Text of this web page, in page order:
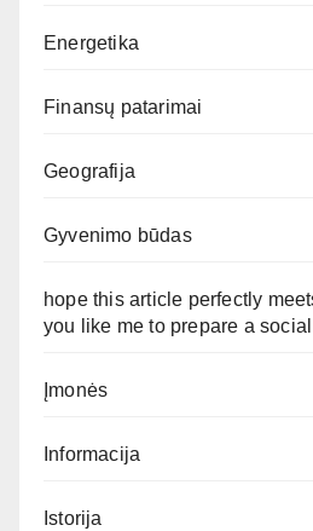
Energetika
Finansų patarimai
Geografija
Gyvenimo būdas
hope this article perfectly
you like me to prepare a
Įmonės
Informacija
Istorija